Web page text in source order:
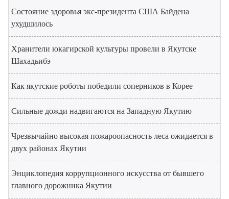
Состояние здоровья экс-президента США Байдена
ухудшилось
Хранители юкагирской культуры провели в Якутске
Шахадьибэ
Как якутские роботы победили соперников в Корее
Сильные дожди надвигаются на Западную Якутию
Чрезвычайно высокая пожароопасность леса ожидается в
двух районах Якутии
Энциклопедия коррупционного искусства от бывшего
главного дорожника Якутии